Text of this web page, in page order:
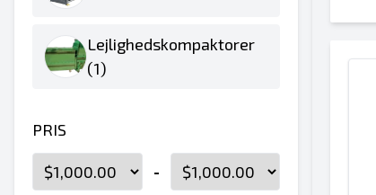
Lejlighedskompaktorer
(1)
PRIS
-